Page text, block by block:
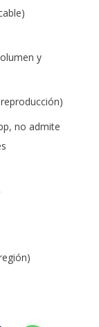
y
no admite